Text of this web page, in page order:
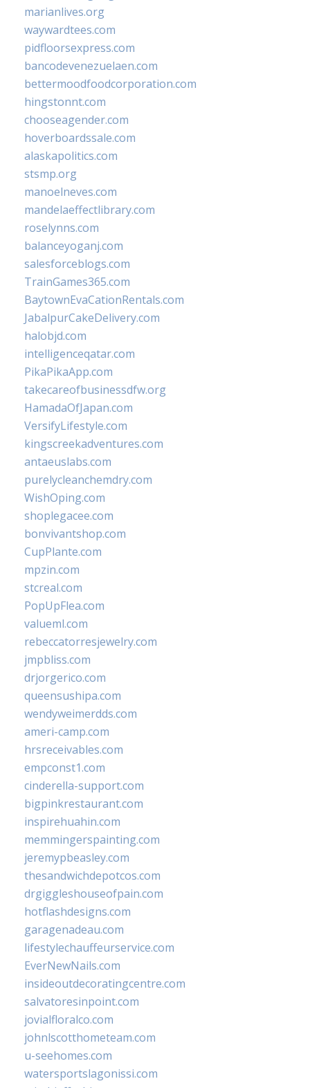
marianlives.org
waywardtees.com
pidfloorsexpress.com
bancodevenezuelaen.com
bettermoodfoodcorporation.com
hingstonnt.com
chooseagender.com
hoverboardssale.com
alaskapolitics.com
stsmp.org
manoelneves.com
mandelaeffectlibrary.com
roselynns.com
balanceyoganj.com
salesforceblogs.com
TrainGames365.com
BaytownEvaCationRentals.com
JabalpurCakeDelivery.com
halobjd.com
intelligenceqatar.com
PikaPikaApp.com
takecareofbusinessdfw.org
HamadaOfJapan.com
VersifyLifestyle.com
kingscreekadventures.com
antaeuslabs.com
purelycleanchemdry.com
WishOping.com
shoplegacee.com
bonvivantshop.com
CupPlante.com
mpzin.com
stcreal.com
PopUpFlea.com
valueml.com
rebeccatorresjewelry.com
jmpbliss.com
drjorgerico.com
queensushipa.com
wendyweimerdds.com
ameri-camp.com
hrsreceivables.com
empconst1.com
cinderella-support.com
bigpinkrestaurant.com
inspirehuahin.com
memmingerspainting.com
jeremypbeasley.com
thesandwichdepotcos.com
drgiggleshouseofpain.com
hotflashdesigns.com
garagenadeau.com
lifestylechauffeurservice.com
EverNewNails.com
insideoutdecoratingcentre.com
salvatoresinpoint.com
jovialfloralco.com
johnlscotthometeam.com
u-seehomes.com
watersportslagonissi.com